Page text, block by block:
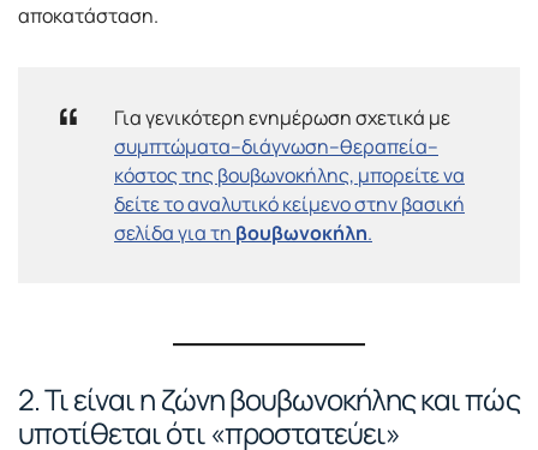
αποκατάσταση.
Για γενικότερη ενημέρωση σχετικά με
συμπτώματα–διάγνωση–θεραπεία–
κόστος της βουβωνοκήλης, μπορείτε να
δείτε το αναλυτικό κείμενο στην βασική
σελίδα για τη βουβωνοκήλη.
2. Τι είναι η ζώνη βουβωνοκήλης και πώς
υποτίθεται ότι «προστατεύει»